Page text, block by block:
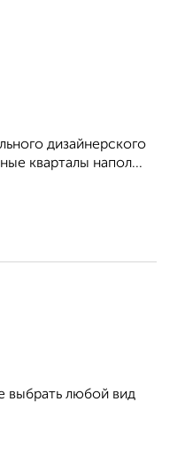
дизайнерского
кварталы напол...
выбрать любой вид